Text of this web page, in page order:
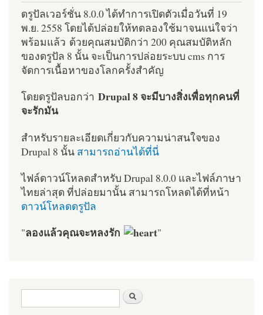
ดรูปัลเวอร์ชั่น 8.0.0 ได้ทำการเปิดตัวเมื่อวันที่ 19
พ.ย. 2558 โดยได้ปล่อยให้ทดลองใช้มาจนแน่ใจว่า
พร้อมแล้ว ด้วยคุณสมบัติกว่า 200 คุณสมบัติหลัก
ของดรูปัล 8 นั้น จะเป็นการปล่อยระบบ cms การ
จัดการเนื้อหาของโลกครั้งสำคัญ
โดยดรูปัลบอกว่า Drupal 8 จะมีบางสิ่งเพื่อทุกคนที่
จะรักมัน
สำหรับรายละเอียดเกี่ยวกับความน่าสนใจของ
Drupal 8 นั้น สามารถอ่านได้ที่นี่
ไฟล์ดาวน์โหลดสำหรับ Drupal 8.0.0 และไฟล์ภาษา
ไทยล่าสุด ที่ปล่อยมานั้น สามารถโหลดได้ที่หน้า
ดาวน์โหลดดรูปัล
"ลองแล้วคุณจะหลงรัก "
ฟอร์มค้นหา